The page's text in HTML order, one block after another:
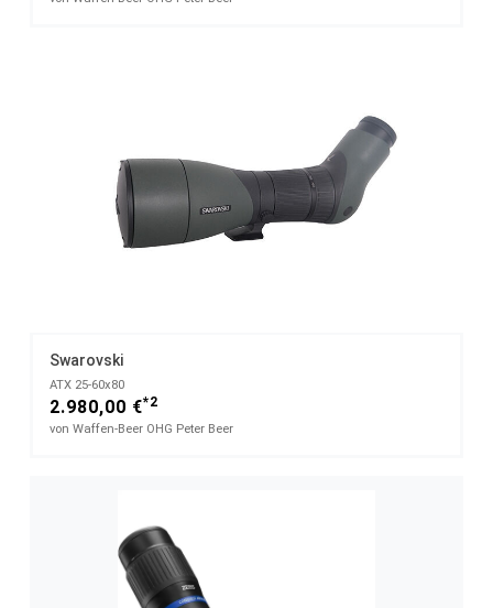
Swarovski
ATX 25-60x80
2.980,00 €*2
von Waffen-Beer OHG Peter Beer